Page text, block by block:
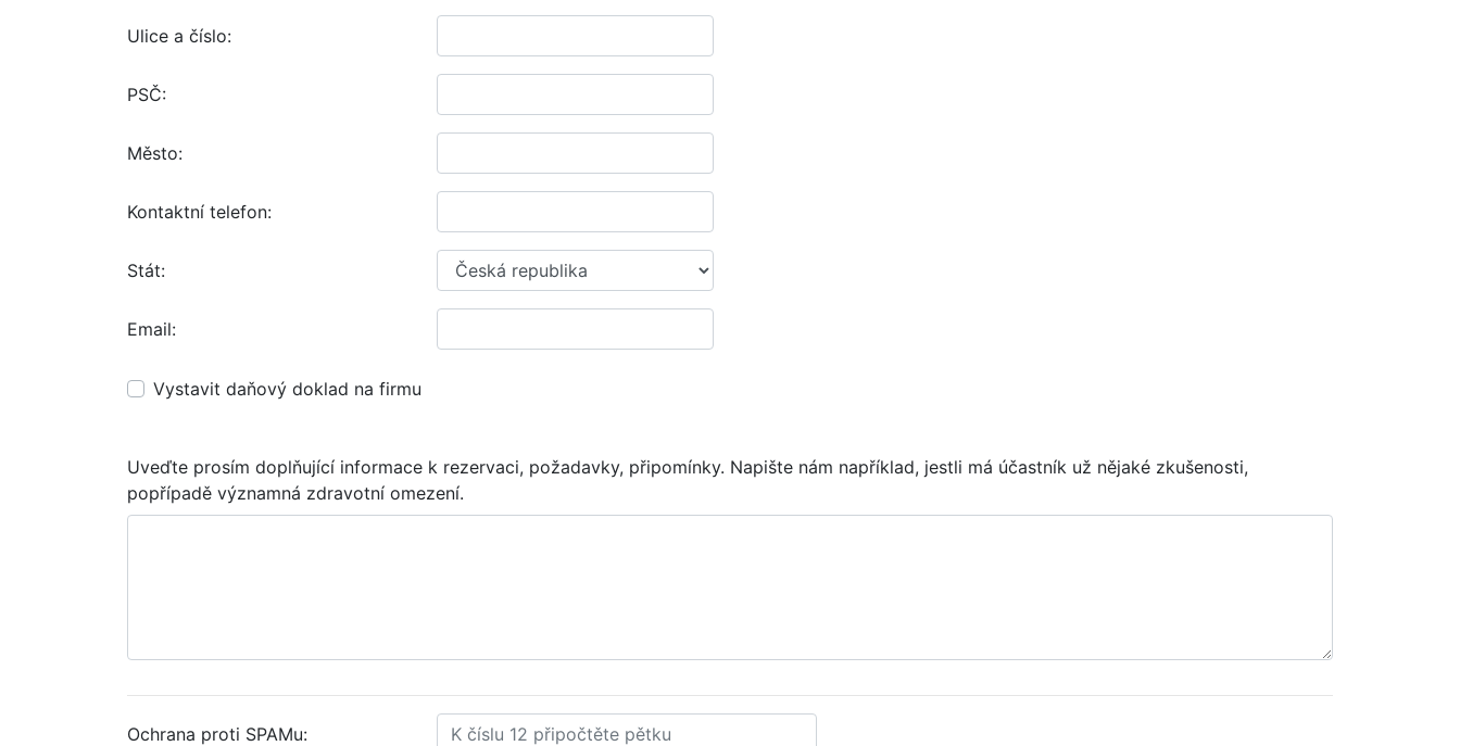
Ulice a číslo:
PSČ:
Město:
Kontaktní telefon:
Stát:
Email:
Vystavit daňový doklad na firmu
Uveďte prosím doplňující informace k rezervaci, požadavky, připomínky. Napište nám například, jestli má účastník už nějaké zkušenosti,
popřípadě významná zdravotní omezení.
Ochrana proti SPAMu: